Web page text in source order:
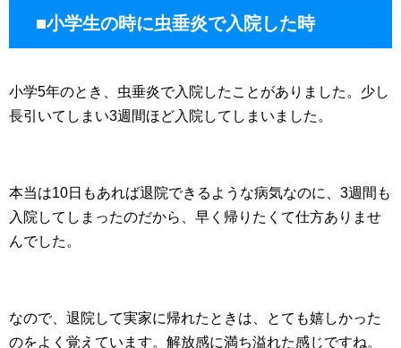
■小学生の時に虫垂炎で入院した時
小学5年のとき、虫垂炎で入院したことがありました。少し
長引いてしまい3週間ほど入院してしまいました。
本当は10日もあれば退院できるような病気なのに、3週間も
入院してしまったのだから、早く帰りたくて仕方ありませ
んでした。
なので、退院して実家に帰れたときは、とても嬉しかった
のをよく覚えています。解放感に満ち溢れた感じですね。